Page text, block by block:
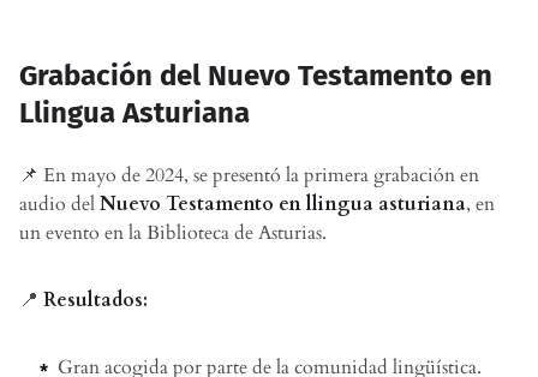
Grabación del Nuevo Testamento en
Llingua Asturiana
📌 En mayo de 2024, se presentó la primera grabación en
audio delNuevo Testamento en llingua asturiana, en
un evento en la Biblioteca de Asturias.
📍 Resultados:
Gran acogida por parte de la comunidad lingüística.